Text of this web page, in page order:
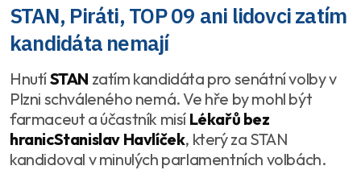
STAN, Piráti, TOP 09 ani lidovci zatím
kandidáta nemají
HnutíSTAN zatím kandidáta pro senátní volby v
Plzni schváleného nemá. Ve hře by mohl být
farmaceut a účastník misí Lékařů bez
hranicStanislav Havlíček, který za STAN
kandidoval v minulých parlamentních volbách.